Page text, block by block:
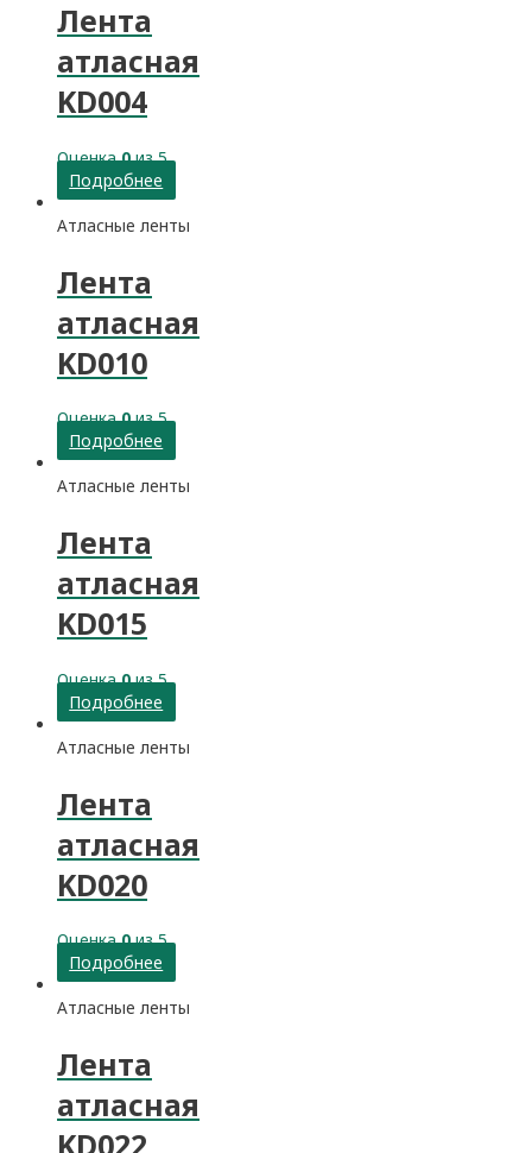
Лента
атласная
KD004
Оценка0из 5
Подробнее
Атласные ленты
Лента
атласная
KD010
Оценка0из 5
Подробнее
Атласные ленты
Лента
атласная
KD015
Оценка0из 5
Подробнее
Атласные ленты
Лента
атласная
KD020
Оценка0из 5
Подробнее
Атласные ленты
Лента
атласная
KD022